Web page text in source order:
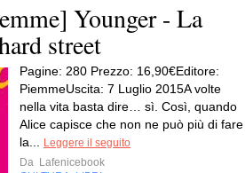
Younger - La
street
Pagine: 280 Prezzo: 16,90€Editore:
PiemmeUscita: 7 Luglio 2015A volte
nella vita basta dire… sì. Così, quando
Alice capisce che non ne può più di fare
la... Leggere il seguito
Da Lafenicebook